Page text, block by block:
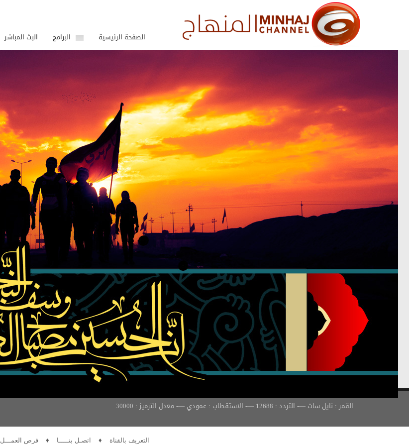
الصفحة الرئيسية البرامج البث المباشر
القمر : نايل سات —- التردد : 12688 —- الاستقطاب : عمودي —- معدل الترميز : 30000
التعريف بالقناة ♦ اتصـل بنـــــا ♦ فرص العمـــل